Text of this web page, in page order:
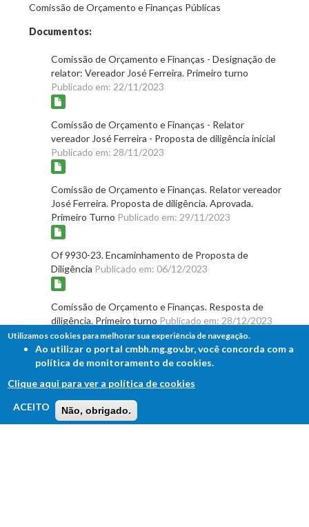
Comissão de Orçamento e Finanças Públicas
Documentos:
Comissão de Orçamento e Finanças - Designação de
relator: Vereador José Ferreira. Primeiro turno
Publicado em: 22/11/2023
Comissão de Orçamento e Finanças - Relator
vereador José Ferreira - Proposta de diligência inicial
Publicado em: 28/11/2023
Comissão de Orçamento e Finanças. Relator vereador
José Ferreira. Proposta de diligência. Aprovada.
Primeiro Turno Publicado em: 29/11/2023
Of 9930-23. Encaminhamento de Proposta de
Diligência Publicado em: 06/12/2023
Comissão de Orçamento e Finanças. Resposta de
diligência. Primeiro turno Publicado em: 28/12/2023
Comissão de Orçamento e Finanças - Retorno de
28/12/2023
Comissão de Orçamento e Finanças. Relator vereador
FALE COM A CÂMARA
Ouvidoria - Lei de Acesso à Informação
Utilizamos cookies para melhorar sua experiência de navegação.
Ao utilizar o portal cmbh.mg.gov.br, você concorda com a
política de monitoramento de cookies.
Clique aqui para ver a política de cookies
ACEITO
Não, obrigado.